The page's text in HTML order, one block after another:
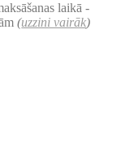
laikā -
(uzzini vairāk)